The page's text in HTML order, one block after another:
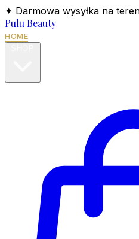
✦ Darmowa wysyłka na
Pulu Beauty
HOME